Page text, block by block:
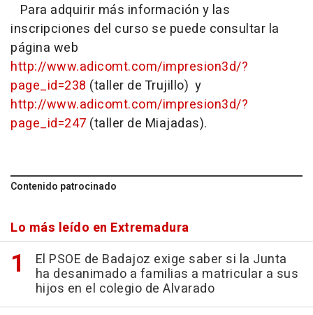
Para adquirir más información y las
inscripciones del curso se puede consultar la
página web
http://www.adicomt.com/impresion3d/?
page_id=238 (taller de Trujillo) y
http://www.adicomt.com/impresion3d/?
page_id=247 (taller de Miajadas).
Contenido patrocinado
Lo más leído en Extremadura
El PSOE de Badajoz exige saber si la Junta
ha desanimado a familias a matricular a sus
hijos en el colegio de Alvarado